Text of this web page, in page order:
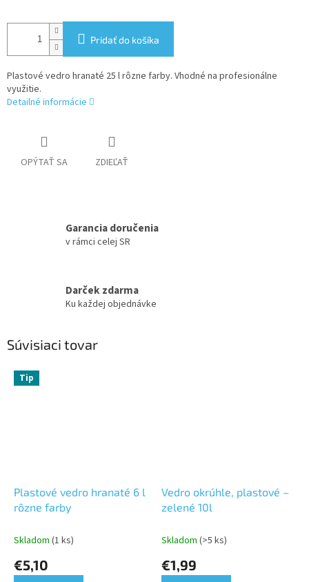
Pridať do košíka
Plastové vedro hranaté 25 l rôzne farby. Vhodné na profesionálne
využitie.
Detailné informácie
OPÝTAŤ SA ZDIEĽAŤ
Garancia doručenia
v rámci celej SR
Darček zdarma
Ku každej objednávke
Súvisiaci tovar
Tip
Plastové vedro hranaté 6 l
rôzne farby
Skladom (1 ks)
€5,10
Vedro okrúhle, plastové –
zelené 10l
Skladom (>5 ks)
€1,99